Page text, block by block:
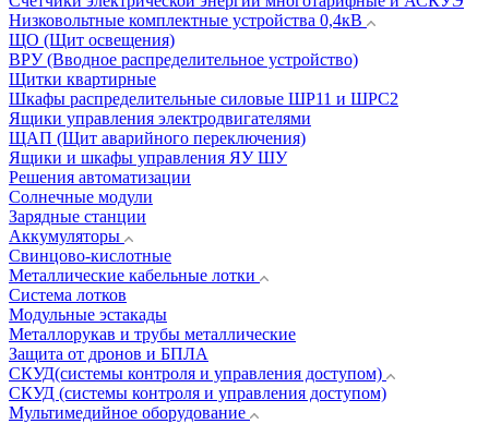
Низковольтные комплектные устройства 0,4кВ
ЩО (Щит освещения)
ВРУ (Вводное распределительное устройство)
Щитки квартирные
Шкафы распределительные силовые ШР11 и ШРС2
Ящики управления электродвигателями
ЩАП (Щит аварийного переключения)
Ящики и шкафы управления ЯУ ШУ
Решения автоматизации
Солнечные модули
Зарядные станции
Аккумуляторы
Свинцово-кислотные
Металлические кабельные лотки
Система лотков
Модульные эстакады
Металлорукав и трубы металлические
Защита от дронов и БПЛА
СКУД(системы контроля и управления доступом)
СКУД (системы контроля и управления доступом)
Мультимедийное оборудование